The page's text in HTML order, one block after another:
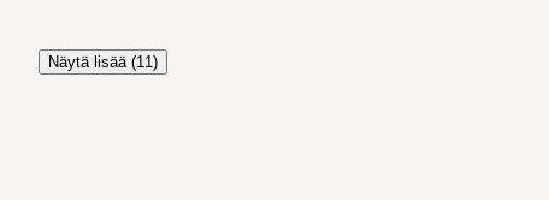
Näytä lisää (11)